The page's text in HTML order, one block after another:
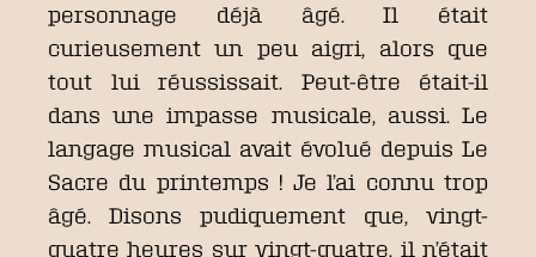
personnage déjà âgé. Il était
curieusement un peu aigri, alors que
tout lui réussissait. Peut-être était-il
dans une impasse musicale, aussi. Le
langage musical avait évolué depuis Le
Sacre du printemps ! Je l’ai connu trop
âgé. Disons pudiquement que, vingt-
quatre heures sur vingt-quatre, il n’était